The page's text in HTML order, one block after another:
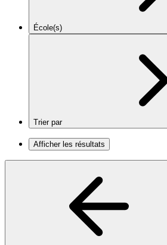
École(s)
Trier par
Afficher les résultats